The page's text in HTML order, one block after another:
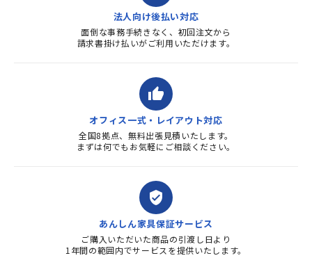
法人向け後払い対応
面倒な事務手続きなく、初回注文から
請求書掛け払いがご利用いただけます。
thumb_up
オフィス一式・レイアウト対応
全国8拠点、無料出張見積いたします。
まずは何でもお気軽にご相談ください。
verified_user
あんしん家具保証サービス
ご購入いただいた商品の引渡し日より
1年間の範囲内でサービスを提供いたします。